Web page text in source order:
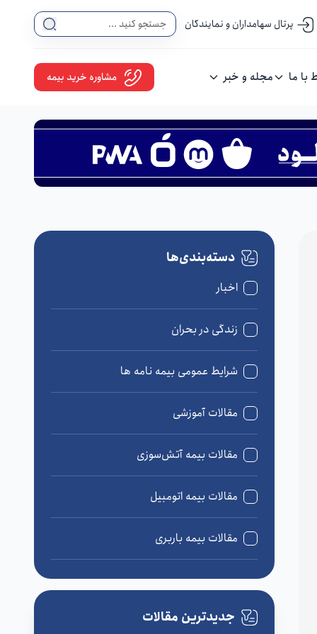
پرتال سهامداران و نمایندگان
با ما مجله و خبر مشاوره خرید بیمه
دسته‌بندی‌ها
اخبار
زندگی در بحران
شرایط عمومی بیمه نامه ها
مقالات آموزشی
مقالات بیمه آتش‌سوزی
مقالات بیمه اتومبیل
مقالات بیمه باربری
مقالات بیمه درمان
مقالات بیمه زندگی
جدیدترین مقالات